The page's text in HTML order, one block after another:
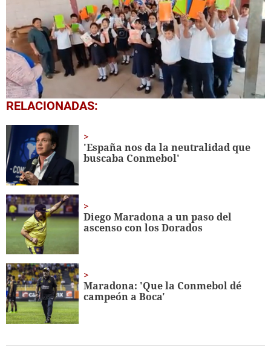
0
seconds
1
minute,
56
seconds
RELACIONADAS:
'España nos da la neutralidad que
buscaba Conmebol'
Diego Maradona a un paso del
ascenso con los Dorados
Maradona: 'Que la Conmebol dé
campeón a Boca'